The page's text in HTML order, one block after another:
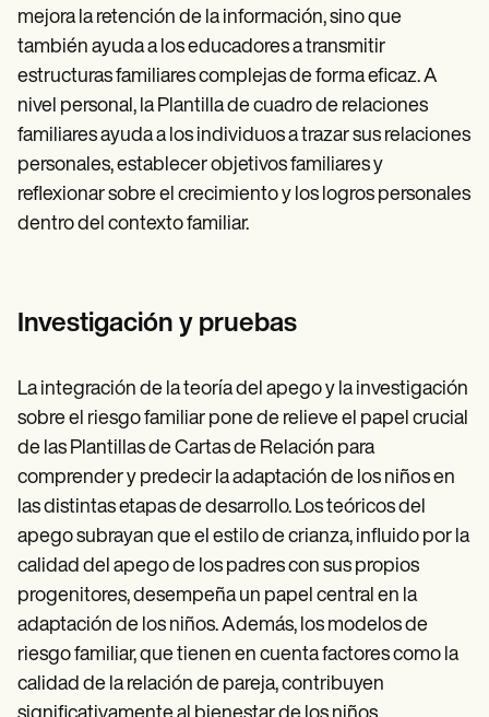
mejora la retención de la información, sino que
también ayuda a los educadores a transmitir
estructuras familiares complejas de forma eficaz. A
nivel personal, la Plantilla de cuadro de relaciones
familiares ayuda a los individuos a trazar sus relaciones
personales, establecer objetivos familiares y
reflexionar sobre el crecimiento y los logros personales
dentro del contexto familiar.
Investigación y pruebas
La integración de la teoría del apego y la investigación
sobre el riesgo familiar pone de relieve el papel crucial
de las Plantillas de Cartas de Relación para
comprender y predecir la adaptación de los niños en
las distintas etapas de desarrollo. Los teóricos del
apego subrayan que el estilo de crianza, influido por la
calidad del apego de los padres con sus propios
progenitores, desempeña un papel central en la
adaptación de los niños. Además, los modelos de
riesgo familiar, que tienen en cuenta factores como la
calidad de la relación de pareja, contribuyen